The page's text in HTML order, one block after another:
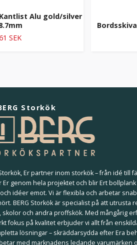
Kantlist Alu gold/silver
SEK
Storkök
Er partner inom storkök – från idé till
Er genom hela projektet och blir Ert
idéer emot. Vi är flexibla och arbetar
BERG Storkök är specialist på att utrusta
skolor och andra proffskök. Med mångårig
fokus på kvalitet erbjuder vi allt från
lösningar – skräddarsydda efter Era
med marknadens ledande varumärken